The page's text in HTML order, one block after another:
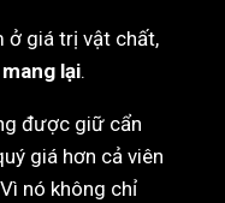
ở giá trị vật chất,
lại.
được giữ cẩn
giá hơn cả viên
nó không chỉ